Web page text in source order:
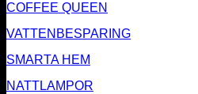
COFFEE QUEEN
VATTENBESPARING
SMARTA HEM
NATTLAMPOR